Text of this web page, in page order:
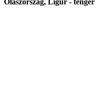
Olaszország, Ligur - tenger